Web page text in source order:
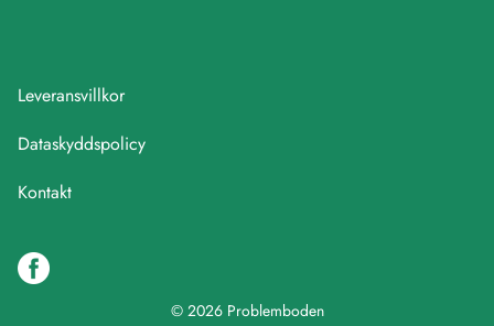
Leveransvillkor
Dataskyddspolicy
Kontakt
© 2026 Problemboden